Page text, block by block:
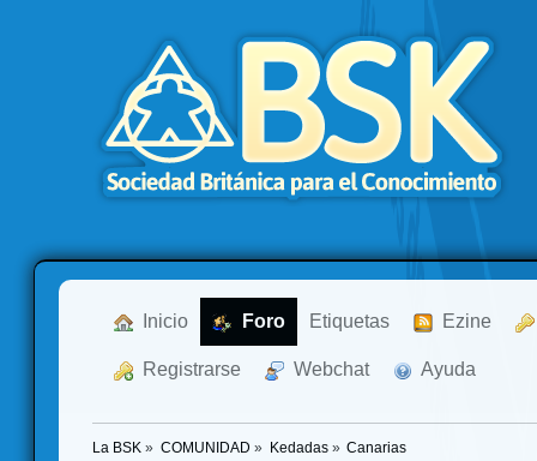
Inicio Foro Etiquetas Ezine
Registrarse Webchat Ayuda
La BSK » COMUNIDAD » Kedadas» Canarias